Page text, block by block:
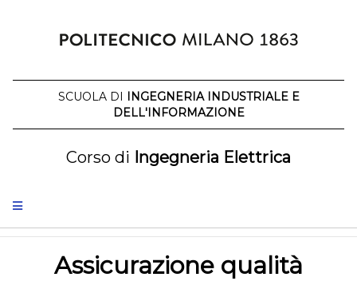
SCUOLA DI INGEGNERIA INDUSTRIALE E
DELL'INFORMAZIONE
Corso di Ingegneria Elettrica
Assicurazione qualità